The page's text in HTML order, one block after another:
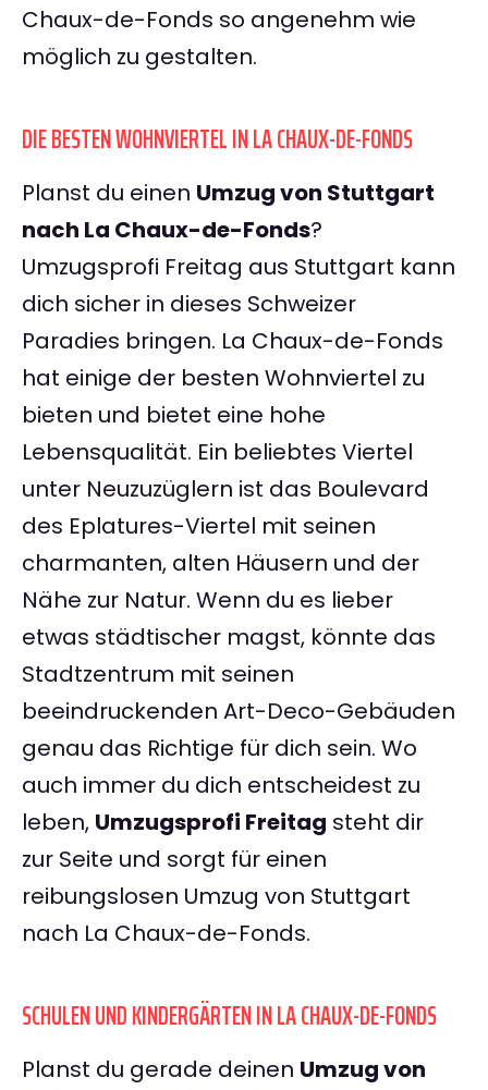
Chaux-de-Fonds so angenehm wie
möglich zu gestalten.
DIE BESTEN WOHNVIERTEL IN LA CHAUX-DE-FONDS
Planst du einen Umzug von Stuttgart
nach La Chaux-de-Fonds?
Umzugsprofi Freitag aus Stuttgart kann
dich sicher in dieses Schweizer
Paradies bringen. La Chaux-de-Fonds
hat einige der besten Wohnviertel zu
bieten und bietet eine hohe
Lebensqualität. Ein beliebtes Viertel
unter Neuzuzüglern ist das Boulevard
des Eplatures-Viertel mit seinen
charmanten, alten Häusern und der
Nähe zur Natur. Wenn du es lieber
etwas städtischer magst, könnte das
Stadtzentrum mit seinen
beeindruckenden Art-Deco-Gebäuden
genau das Richtige für dich sein. Wo
auch immer du dich entscheidest zu
leben, Umzugsprofi Freitag steht dir
zur Seite und sorgt für einen
reibungslosen Umzug von Stuttgart
nach La Chaux-de-Fonds.
SCHULEN UND KINDERGÄRTEN IN LA CHAUX-DE-FONDS
Planst du gerade deinen Umzug von